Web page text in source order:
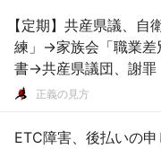
【定期】共産県議、自
練」→家族会「職業差
書→共産県議団、謝罪
正義の見方
ETC障害、後払いの